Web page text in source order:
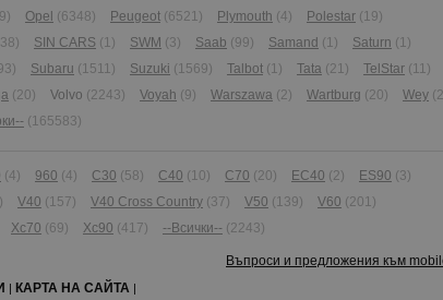
Opel (6348) Peugeot (6521) Plymouth (4) Polestar (19)
SIN CARS (1) SWM (3) Saab (99) Samand (1) Saturn (1)
Subaru (1511) Suzuki (1569) Talbot (1) Tata (21) TelStar (11)
(20) Volvo (2243) Voyah (9) Warszawa (2) Wartburg (20) Wey
(165583)
(4) 960 (4) C30 (58) C40 (10) C70 (20) EC40 (2) ES90 (3)
V40 (157) V40 Cross Country (37) V50 (139) V60 (201)
Xc70 (69) Xc90 (417) --Всички-- (2243)
Въпроси и предложения към
КАРТА НА САЙТА